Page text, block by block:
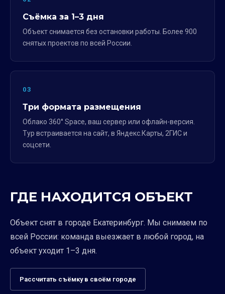
Съёмка за 1–3 дня
Объект снимается без остановки работы. Более 900
снятых проектов по всей России.
03
Три формата размещения
Облако 360° Space, ваш сервер или офлайн-версия.
Тур встраивается на сайт, в Яндекс.Карты, 2ГИС и
соцсети.
ГДЕ НАХОДИТСЯ ОБЪЕКТ
Объект снят в городе Екатеринбург. Мы снимаем по
всей России: команда выезжает в любой город, на
объект уходит 1–3 дня.
Рассчитать съёмку в своём городе